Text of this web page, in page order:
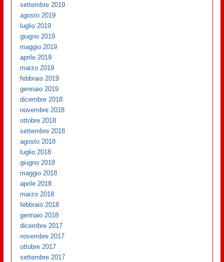
settembre 2019
agosto 2019
luglio 2019
giugno 2019
maggio 2019
aprile 2019
marzo 2019
febbraio 2019
gennaio 2019
dicembre 2018
novembre 2018
ottobre 2018
settembre 2018
agosto 2018
luglio 2018
giugno 2018
maggio 2018
aprile 2018
marzo 2018
febbraio 2018
gennaio 2018
dicembre 2017
novembre 2017
ottobre 2017
settembre 2017